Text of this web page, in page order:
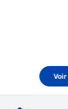
Voir le produit